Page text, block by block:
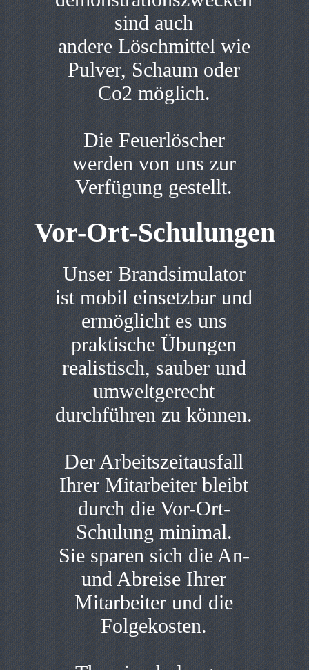
sind auch
andere Löschmittel wie
Pulver, Schaum oder
Co2 möglich.
Die Feuerlöscher
werden von uns zur
Verfügung gestellt.
Vor-Ort-Schulungen
Unser Brandsimulator
ist mobil einsetzbar und
ermöglicht es uns
praktische Übungen
realistisch, sauber und
umweltgerecht
durchführen zu können.
Der Arbeitszeitausfall
Ihrer Mitarbeiter bleibt
durch die Vor-Ort-
Schulung minimal.
Sie sparen sich die An-
und Abreise Ihrer
Mitarbeiter und die
Folgekosten.